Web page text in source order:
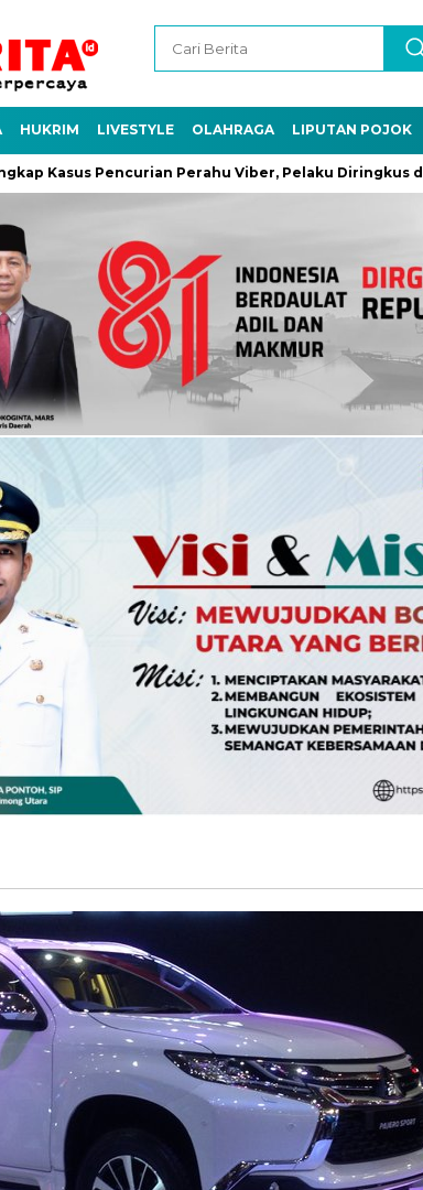
HUKRIM LIVESTYLE OLAHRAGA LIPUTAN POJOK
Pencurian Perahu Viber, Pelaku Diringkus di Buol